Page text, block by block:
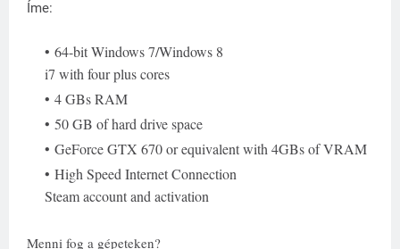
Íme:
64-bit Windows 7/Windows 8
i7 with four plus cores
4 GBs RAM
50 GB of hard drive space
GeForce GTX 670 or equivalent with 4GBs of VRAM
High Speed Internet Connection
Steam account and activation
Menni fog a gépeteken?